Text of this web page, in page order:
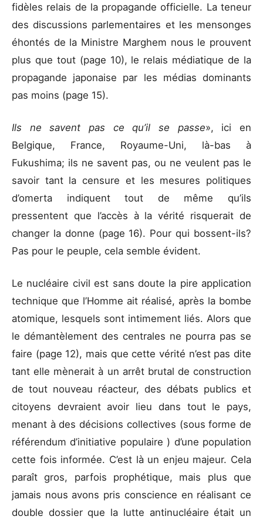
fidèles relais de la propagande officielle. La teneur
des discussions parlementaires et les mensonges
éhontés de la Ministre Marghem nous le prouvent
plus que tout (page 10), le relais médiatique de la
propagande japonaise par les médias dominants
pas moins (page 15).
Ils ne savent pas ce qu’il se passe», ici en
Belgique, France, Royaume-Uni, là-bas à
Fukushima; ils ne savent pas, ou ne veulent pas le
savoir tant la censure et les mesures politiques
d’omerta indiquent tout de même qu’ils
pressentent que l’accès à la vérité risquerait de
changer la donne (page 16). Pour qui bossent-ils?
Pas pour le peuple, cela semble évident.
Le nucléaire civil est sans doute la pire application
technique que l’Homme ait réalisé, après la bombe
atomique, lesquels sont intimement liés. Alors que
le démantèlement des centrales ne pourra pas se
faire (page 12), mais que cette vérité n’est pas dite
tant elle mènerait à un arrêt brutal de construction
de tout nouveau réacteur, des débats publics et
citoyens devraient avoir lieu dans tout le pays,
menant à des décisions collectives (sous forme de
référendum d’initiative populaire ) d’une population
cette fois informée. C’est là un enjeu majeur. Cela
paraît gros, parfois prophétique, mais plus que
jamais nous avons pris conscience en réalisant ce
double dossier que la lutte antinucléaire était un